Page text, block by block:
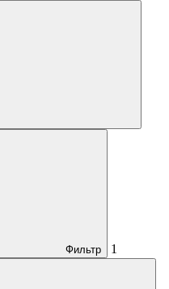
Фильтр 1